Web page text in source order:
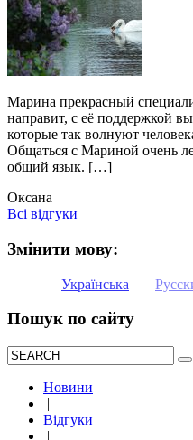
Марина прекрасный
направит, с её поддержкой
которые так волнуют
Общаться с Мариной очень
общий язык. […]
Оксана
Всі відгуки
Змінити мову:
Українська
Пошук по сайту
Новини
|
Відгуки
|